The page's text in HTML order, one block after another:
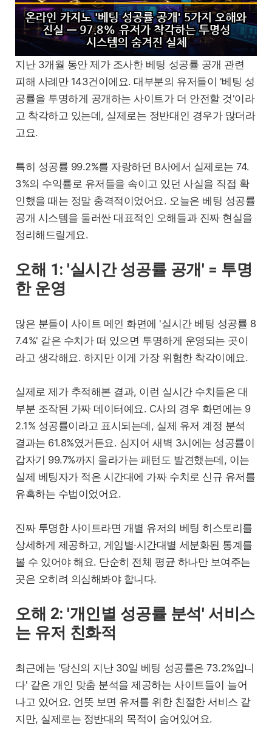
지난 3개월 동안 제가 조사한 베팅 성공률 공개 관련
피해 사례만 143건이에요. 대부분의 유저들이 '베팅 성
공률을 투명하게 공개하는 사이트가 더 안전할 것'이라
고 착각하고 있는데, 실제로는 정반대인 경우가 많더라
고요.
특히 성공률 99.2%를 자랑하던 B사에서 실제로는 74.
3%의 수익률로 유저들을 속이고 있던 사실을 직접 확
인했을 때는 정말 충격적이었어요. 오늘은 베팅 성공률
공개 시스템을 둘러싼 대표적인 오해들과 진짜 현실을
정리해드릴게요.
오해 1: '실시간 성공률 공개' = 투명
한 운영
많은 분들이 사이트 메인 화면에 '실시간 베팅 성공률 8
7.4%' 같은 수치가 떠 있으면 투명하게 운영되는 곳이
라고 생각해요. 하지만 이게 가장 위험한 착각이에요.
실제로 제가 추적해본 결과, 이런 실시간 수치들은 대
부분 조작된 가짜 데이터예요. C사의 경우 화면에는 9
2.1% 성공률이라고 표시되는데, 실제 유저 계정 분석
결과는 61.8%였거든요. 심지어 새벽 3시에는 성공률이
갑자기 99.7%까지 올라가는 패턴도 발견했는데, 이는
실제 베팅자가 적은 시간대에 가짜 수치로 신규 유저를
유혹하는 수법이었어요.
진짜 투명한 사이트라면 개별 유저의 베팅 히스토리를
상세하게 제공하고, 게임별·시간대별 세분화된 통계를
볼 수 있어야 해요. 단순히 전체 평균 하나만 보여주는
곳은 오히려 의심해봐야 합니다.
오해 2: '개인별 성공률 분석' 서비스
는 유저 친화적
최근에는 '당신의 지난 30일 베팅 성공률은 73.2%입니
다' 같은 개인 맞춤 분석을 제공하는 사이트들이 늘어
나고 있어요. 언뜻 보면 유저를 위한 친절한 서비스 같
지만, 실제로는 정반대의 목적이 숨어있어요.